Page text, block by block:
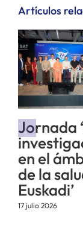
Artículos
Jornada
en el
de la
Euskadi’
17 julio 2026